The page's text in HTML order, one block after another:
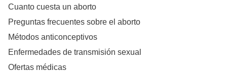
Cuanto cuesta un aborto
Preguntas frecuentes sobre el aborto
Métodos anticonceptivos
Enfermedades de transmisión sexual
Ofertas médicas